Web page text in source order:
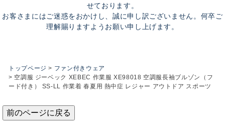
せております。
お客さまにはご迷惑をおかけし、誠に申し訳ございません。何卒ご
理解賜りますようお願い申し上げます。
トップページ
ファン付きウェア
空調服 ジーベック XEBEC 作業服 XE98018 空調服長袖ブルゾン（フ
ード付き） SS-LL 作業着 春夏用 熱中症 レジャー アウトドア スポーツ
前のページに戻る